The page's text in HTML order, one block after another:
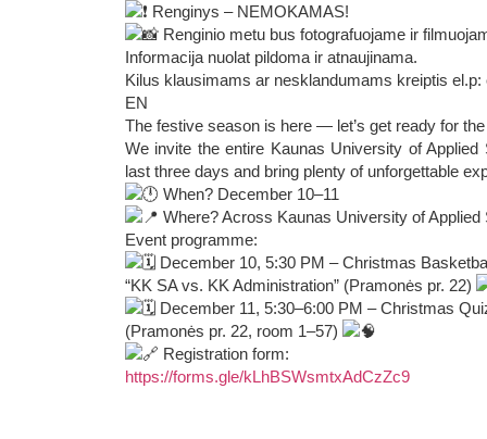
Renginys – NEMOKAMAS!
Renginio metu bus fotografuojame ir
Informacija nuolat pildoma ir atnaujinama.
Kilus klausimams ar nesklandumams kreiptis
EN
The festive season is here — let’s get ready for
We invite the entire Kaunas University of
last three days and bring plenty of unforgettable
When? December 10–11
Where? Across Kaunas University of
Event programme:
December 10, 5:30 PM – Christmas
“KK SA vs. KK Administration” (Pramonės pr. 22)
December 11, 5:30–6:00 PM – Christmas
(Pramonės pr. 22, room 1–57)
Registration form:
https://forms.gle/kLhBSWsmtxAdCzZc9